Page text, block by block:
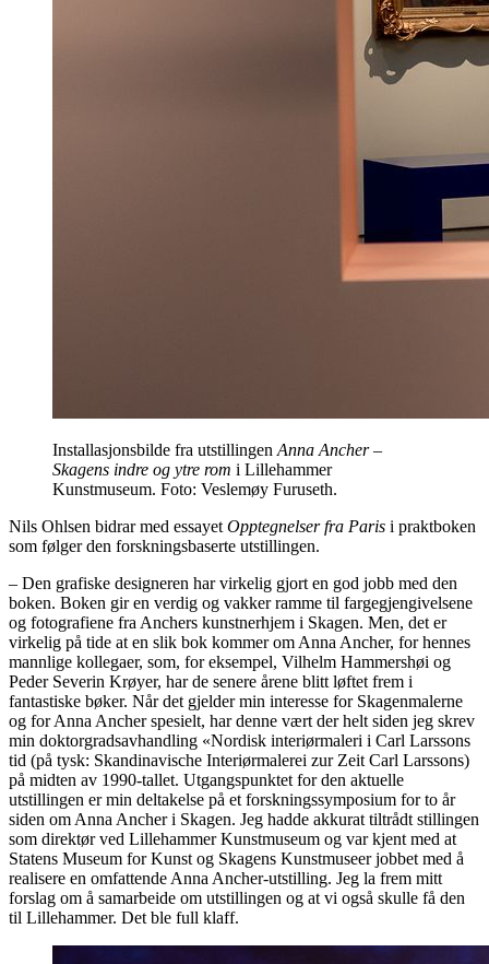
Installasjonsbilde fra utstillingen Anna Ancher –
Skagens indre og ytre rom i Lillehammer
Kunstmuseum. Foto: Veslemøy Furuseth.
Nils Ohlsen bidrar med essayet Opptegnelser fra Paris i praktboken
som følger den forskningsbaserte utstillingen.
– Den grafiske designeren har virkelig gjort en god jobb med den
boken. Boken gir en verdig og vakker ramme til fargegjengivelsene
og fotografiene fra Anchers kunstnerhjem i Skagen. Men, det er
virkelig på tide at en slik bok kommer om Anna Ancher, for hennes
mannlige kollegaer, som, for eksempel, Vilhelm Hammershøi og
Peder Severin Krøyer, har de senere årene blitt løftet frem i
fantastiske bøker. Når det gjelder min interesse for Skagenmalerne
og for Anna Ancher spesielt, har denne vært der helt siden jeg skrev
min doktorgradsavhandling «Nordisk interiørmaleri i Carl Larssons
tid (på tysk: Skandinavische Interiørmalerei zur Zeit Carl Larssons)
på midten av 1990-tallet. Utgangspunktet for den aktuelle
utstillingen er min deltakelse på et forskningssymposium for to år
siden om Anna Ancher i Skagen. Jeg hadde akkurat tiltrådt stillingen
som direktør ved Lillehammer Kunstmuseum og var kjent med at
Statens Museum for Kunst og Skagens Kunstmuseer jobbet med å
realisere en omfattende Anna Ancher-utstilling. Jeg la frem mitt
forslag om å samarbeide om utstillingen og at vi også skulle få den
til Lillehammer. Det ble full klaff.